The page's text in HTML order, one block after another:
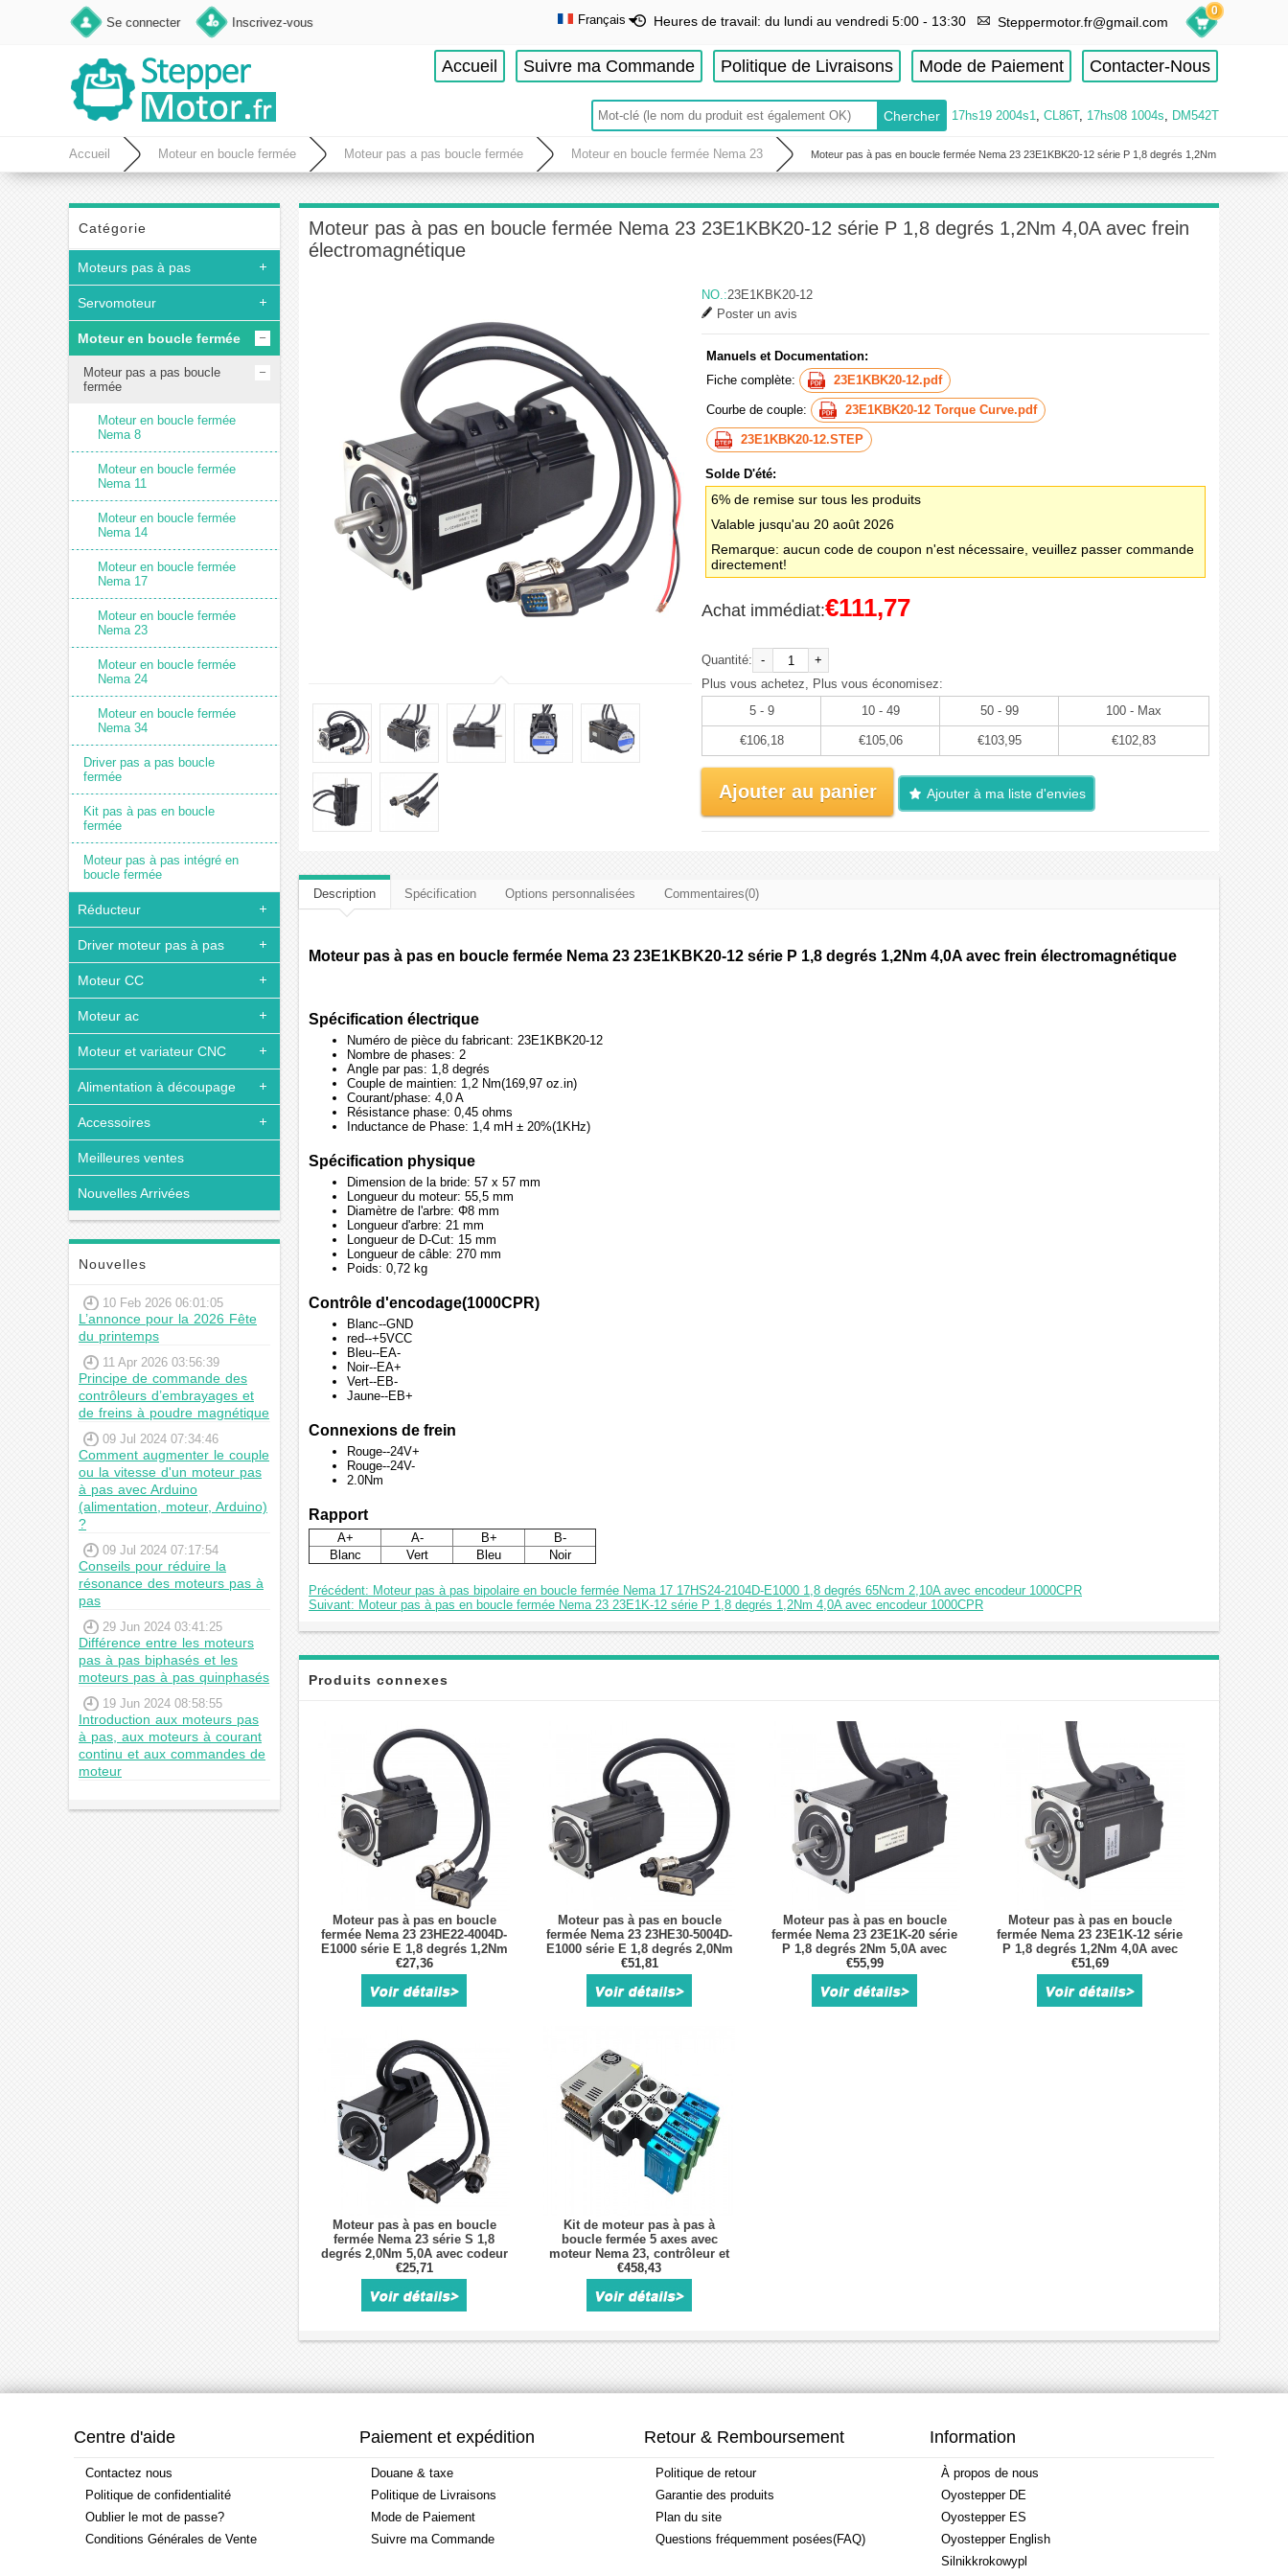
Se connecter Inscrivez-vous
Français
Deutsch
Français
Español
Heures de travail: du lundi au vendredi 5:00 - 13:30 Steppermotor.fr@gmail.com
0
Accueil Suivre ma Commande Politique de Livraisons Mode de Paiement Contacter-Nous
17hs19 2004s1, CL86T, 17hs08 1004s, DM542T
Accueil Moteur en boucle fermée Moteur pas a pas boucle fermée Moteur en boucle fermée Nema 23 Moteur pas à pas en boucle fermée Nema 23 23E1KBK20-12 série P 1,8 degrés 1,2Nm
Catégorie
Moteurs pas à pas
Servomoteur
Moteur en boucle fermée
Moteur pas a pas boucle
fermée
Moteur en boucle fermée
Nema 8
Moteur en boucle fermée
Nema 11
Moteur en boucle fermée
Nema 14
Moteur en boucle fermée
Nema 17
Moteur en boucle fermée
Nema 23
Moteur en boucle fermée
Nema 24
Moteur en boucle fermée
Nema 34
Driver pas a pas boucle
fermée
Kit pas à pas en boucle
fermée
Moteur pas à pas intégré en
boucle fermée
Réducteur
Driver moteur pas à pas
Moteur CC
Moteur ac
Moteur et variateur CNC
Alimentation à découpage
Accessoires
Meilleures ventes
Nouvelles Arrivées
Nouvelles
10 Feb 2026 06:01:05
L’annonce pour la 2026 Fête
du printemps
11 Apr 2026 03:56:39
Principe de commande des
contrôleurs d’embrayages et
de freins à poudre magnétique
09 Jul 2024 07:34:46
Comment augmenter le couple
ou la vitesse d'un moteur pas
à pas avec Arduino
(alimentation, moteur, Arduino)
?
09 Jul 2024 07:17:54
Conseils pour réduire la
résonance des moteurs pas à
pas
29 Jun 2024 03:41:25
Différence entre les moteurs
pas à pas biphasés et les
moteurs pas à pas quinphasés
19 Jun 2024 08:58:55
Introduction aux moteurs pas
à pas, aux moteurs à courant
continu et aux commandes de
moteur
Moteur pas à pas en boucle fermée Nema 23 23E1KBK20-12 série P 1,8 degrés 1,2Nm 4,0A avec frein
électromagnétique
NO.:23E1KBK20-12
Poster un avis
Manuels et Documentation:
Fiche complète:
23E1KBK20-12.pdf
Courbe de couple: 23E1KBK20-12 Torque Curve.pdf
23E1KBK20-12.STEP
Solde D'été:
6% de remise sur tous les produits
Valable jusqu'au 20 août 2026
Remarque: aucun code de coupon n'est nécessaire, veuillez passer commande
directement!
Achat immédiat:€111,77
Quantité: -
+
Plus vous achetez, Plus vous économisez:
5 - 9
10 - 49 50 - 99 100 - Max
€106,18 €105,06 €103,95 €102,83
Ajouter au panier Ajouter à ma liste d'envies
Description Spécification Options personnalisées Commentaires(0)
Moteur pas à pas en boucle fermée Nema 23 23E1KBK20-12 série P 1,8 degrés 1,2Nm 4,0A avec frein électromagnétique
Spécification électrique
Numéro de pièce du fabricant: 23E1KBK20-12
Nombre de phases: 2
Angle par pas: 1,8 degrés
Couple de maintien: 1,2 Nm(169,97 oz.in)
Courant/phase: 4,0 A
Résistance phase: 0,45 ohms
Inductance de Phase: 1,4 mH ± 20%(1KHz)
Spécification physique
Dimension de la bride: 57 x 57 mm
Longueur du moteur: 55,5 mm
Diamètre de l'arbre: Φ8 mm
Longueur d'arbre: 21 mm
Longueur de D-Cut: 15 mm
Longueur de câble: 270 mm
Poids: 0,72 kg
Contrôle d'encodage(1000CPR)
Blanc--GND
red--+5VCC
Bleu--EA-
Noir--EA+
Vert--EB-
Jaune--EB+
Connexions de frein
Rouge--24V+
Rouge--24V-
2.0Nm
Rapport
A+ A- B+
B-
Blanc
Vert Bleu Noir
Précédent: Moteur pas à pas bipolaire en boucle fermée Nema 17 17HS24-2104D-E1000 1,8 degrés 65Ncm 2,10A avec encodeur 1000CPR
Suivant: Moteur pas à pas en boucle fermée Nema 23 23E1K-12 série P 1,8 degrés 1,2Nm 4,0A avec encodeur 1000CPR
Produits connexes
Moteur pas à pas en boucle
fermée Nema 23 23HE22-4004D-
E1000 série E 1,8 degrés 1,2Nm
4,0A avec encodeur 1000CPR
€27,36
Moteur pas à pas en boucle
fermée Nema 23 23HE30-5004D-
E1000 série E 1,8 degrés 2,0Nm
5,0A encodeur 1000CPR
€51,81
Moteur pas à pas en boucle
fermée Nema 23 23E1K-20 série
P 1,8 degrés 2Nm 5,0A avec
encodeur 1000CPR
€55,99
Moteur pas à pas en boucle
fermée Nema 23 23E1K-12 série
P 1,8 degrés 1,2Nm 4,0A avec
encodeur 1000CPR
€51,69
Moteur pas à pas en boucle
fermée Nema 23 série S 1,8
degrés 2,0Nm 5,0A avec codeur
incrémental optique
€25,71
Kit de moteur pas à pas à
boucle fermée 5 axes avec
moteur Nema 23, contrôleur et
alimentation
€458,43
Centre d'aide
Contactez nous
Politique de confidentialité
Oublier le mot de passe?
Conditions Générales de Vente
Paiement et expédition
Douane & taxe
Politique de Livraisons
Mode de Paiement
Suivre ma Commande
Retour & Remboursement
Politique de retour
Garantie des produits
Plan du site
Questions fréquemment posées(FAQ)
Information
À propos de nous
Oyostepper DE
Oyostepper ES
Oyostepper English
Silnikkrokowypl